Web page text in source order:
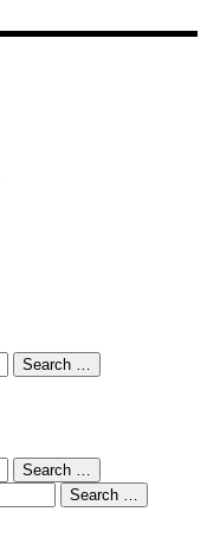
Search …
Search …
Search …